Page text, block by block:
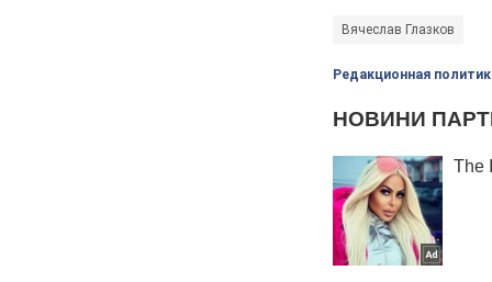
Вячеслав Глазков
Редакционная